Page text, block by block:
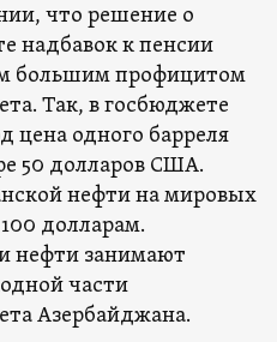
что решение о
надбавок к пенсии
большим профицитом
Так, в госбюджете
цена одного барреля
50 долларов США.
нефти на мировых
долларам.
нефти занимают
части
Азербайджана.